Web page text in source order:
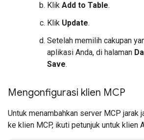
Klik Add to Table.
Klik Update.
Setelah memilih cakupan
aplikasi Anda, di halaman
Save.
Mengonfigurasi klien MCP
Untuk menambahkan server MCP jarak
ke klien MCP, ikuti petunjuk untuk klien